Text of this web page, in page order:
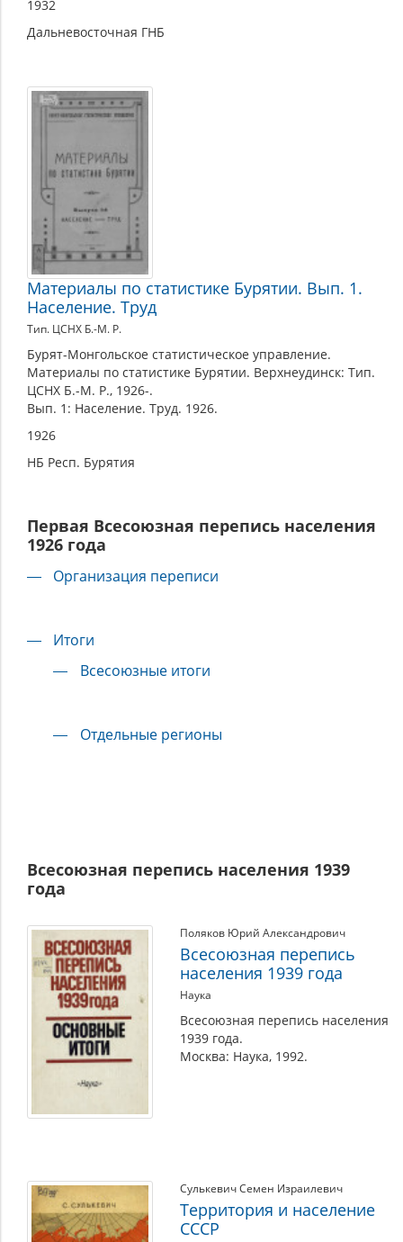
1932
Дальневосточная ГНБ
Материалы по статистике Бурятии. Вып. 1.
Население. Труд
Тип. ЦСНХ Б.-М. Р.
Бурят-Монгольское статистическое управление.
Материалы по статистике Бурятии. Верхнеудинск: Тип.
ЦСНХ Б.-М. Р., 1926-.
Вып. 1: Население. Труд. 1926.
1926
НБ Респ. Бурятия
Первая Всесоюзная перепись населения
1926 года
Организация переписи
Итоги
Всесоюзные итоги
Отдельные регионы
Всесоюзная перепись населения 1939
года
Поляков Юрий Александрович
Всесоюзная перепись
населения 1939 года
Наука
Всесоюзная перепись населения
1939 года.
Москва: Наука, 1992.
Сулькевич Семен Израилевич
Территория и население
СССР